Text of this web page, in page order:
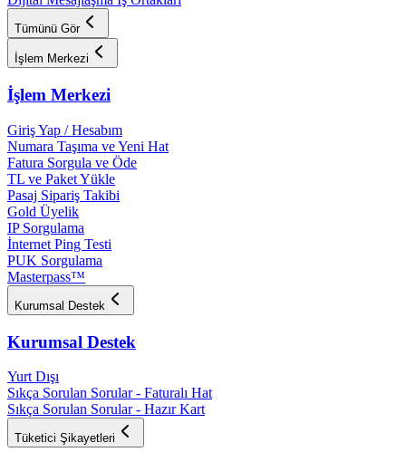
Tümünü Gör
İşlem Merkezi
İşlem Merkezi
Giriş Yap / Hesabım
Numara Taşıma ve Yeni Hat
Fatura Sorgula ve Öde
TL ve Paket Yükle
Pasaj Sipariş Takibi
Gold Üyelik
IP Sorgulama
İnternet Ping Testi
PUK Sorgulama
Masterpass™
Kurumsal Destek
Kurumsal Destek
Yurt Dışı
Sıkça Sorulan Sorular - Faturalı Hat
Sıkça Sorulan Sorular - Hazır Kart
Tüketici Şikayetleri